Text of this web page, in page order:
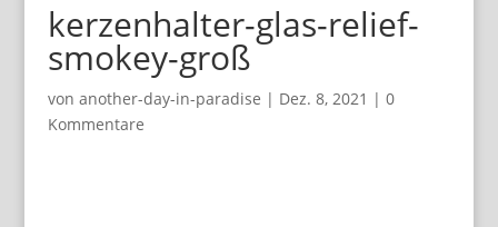
kerzenhalter-glas-relief-
smokey-groß
von another-day-in-paradise | Dez. 8, 2021 | 0
Kommentare